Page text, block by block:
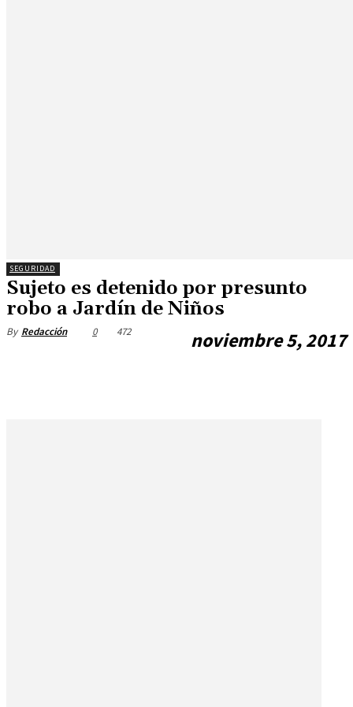
SEGURIDAD
Sujeto es detenido por presunto
robo a Jardín de Niños
By Redacción noviembre 5, 2017
0 472